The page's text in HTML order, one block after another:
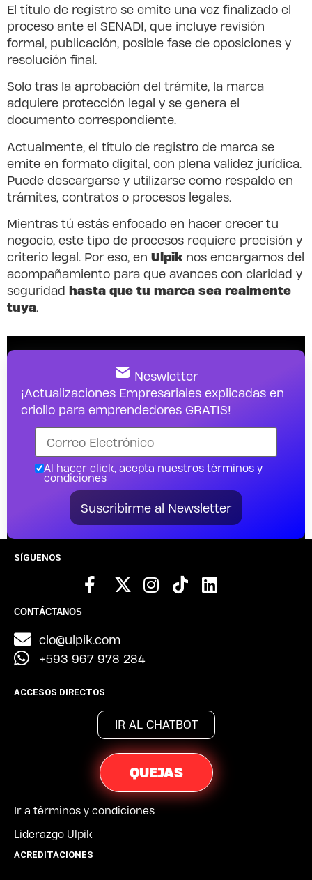
El título de registro se emite una vez finalizado el
proceso ante el SENADI, que incluye revisión
formal, publicación, posible fase de oposiciones y
resolución final.
Solo tras la aprobación del trámite, la marca
adquiere protección legal y se genera el
documento correspondiente.
Actualmente, el título de registro de marca se
emite en formato digital, con plena validez jurídica.
Puede descargarse y utilizarse como respaldo en
trámites, contratos o procesos legales.
Mientras tú estás enfocado en hacer crecer tu
negocio, este tipo de procesos requiere precisión y
criterio legal. Por eso, en Ulpik nos encargamos del
acompañamiento para que avances con claridad y
seguridad hasta que tu marca sea realmente
tuya.
Neswletter
¡Actualizaciones Empresariales explicadas en
criollo para emprendedores GRATIS!
Al hacer click, acepta nuestros términos y
condiciones
Suscribirme al Newsletter
SÍGUENOS
CONTÁCTANOS
clo@ulpik.com
+593 967 978 284
ACCESOS DIRECTOS
IR AL CHATBOT
QUEJAS
Ir a términos y condiciones
Liderazgo Ulpik
ACREDITACIONES